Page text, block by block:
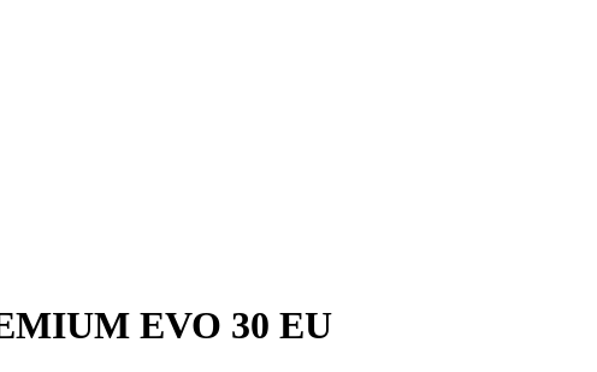
EVO 30 EU